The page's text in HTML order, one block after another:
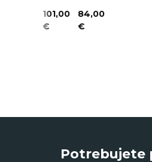
101,00
€
84,00
€
Potrebujete